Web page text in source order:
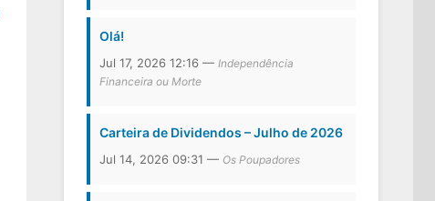
Olá!
Jul 17, 2026 12:16 —Independência
Financeira ou Morte
Carteira de Dividendos – Julho de 2026
Jul 14, 2026 09:31 — Os Poupadores